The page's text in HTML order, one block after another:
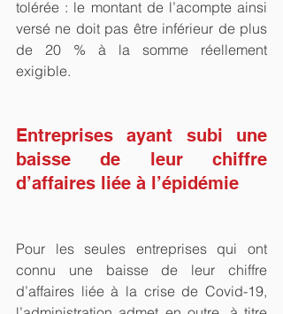
tolérée : le montant de l’acompte ainsi
versé ne doit pas être inférieur de plus
de 20 % à la somme réellement
exigible.
Entreprises ayant subi une
baisse de leur chiffre
d’affaires liée à l’épidémie
Pour les seules entreprises qui ont
connu une baisse de leur chiffre
d’affaires liée à la crise de Covid-19,